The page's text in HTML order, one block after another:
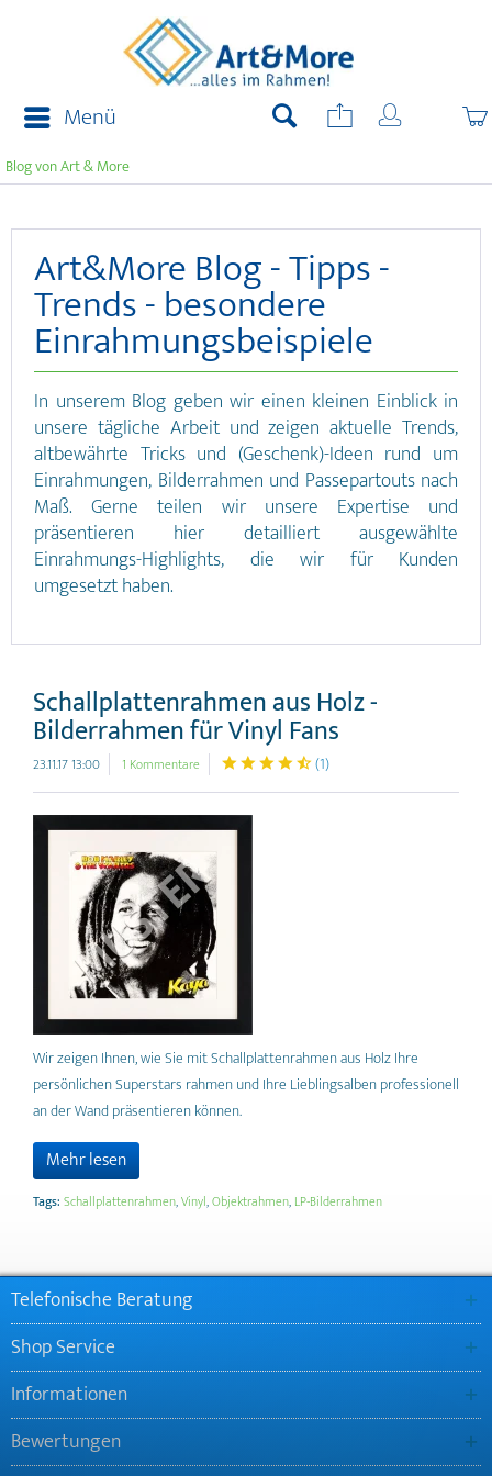
Menü
Blog von Art & More
Art&More Blog - Tipps -
Trends - besondere
Einrahmungsbeispiele
In unserem Blog geben wir einen kleinen Einblick in
unsere tägliche Arbeit und zeigen aktuelle Trends,
altbewährte Tricks und (Geschenk)-Ideen rund um
Einrahmungen, Bilderrahmen und Passepartouts nach
Maß. Gerne teilen wir unsere Expertise und
präsentieren hier detailliert ausgewählte
Einrahmungs-Highlights, die wir für Kunden
umgesetzt haben.
Schallplattenrahmen aus Holz -
Bilderrahmen für Vinyl Fans
23.11.17 13:00 1 Kommentare (1)
Wir zeigen Ihnen, wie Sie mit Schallplattenrahmen aus Holz Ihre
persönlichen Superstars rahmen und Ihre Lieblingsalben professionell
an der Wand präsentieren können.
Mehr lesen
Tags: Schallplattenrahmen,Vinyl,Objektrahmen, LP-Bilderrahmen
Telefonische Beratung
Shop Service
Informationen
Bewertungen